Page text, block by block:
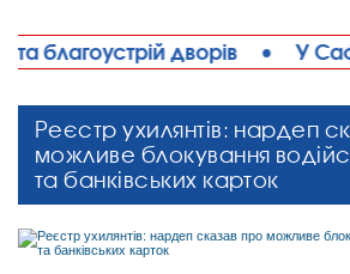
сільській раді
Реєстр ухилянтів: нардеп
можливе блокування
та банківських карток